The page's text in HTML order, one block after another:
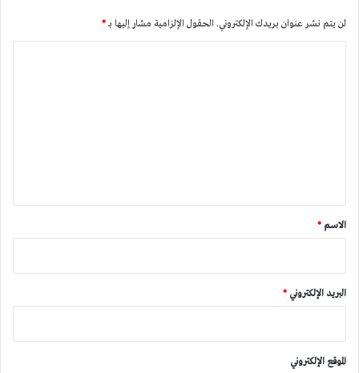
لن يتم نشر عنوان بريدك الإلكتروني. الحقول الإلزامية مشار إليها بـ*
*
الاسم *
البريد الإلكتروني *
الموقع الإلكتروني